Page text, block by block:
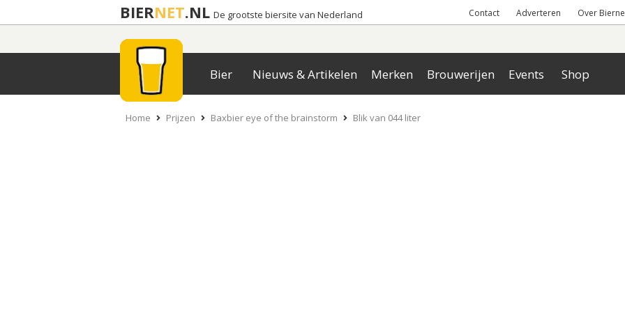
BIERNET.NL De grootste biersite van Nederland Contact Adverteren Over
Bier Nieuws & Artikelen Merken Brouwerijen Events Shop
Home Prijzen Baxbier eye of the brainstorm Blik van 044 liter